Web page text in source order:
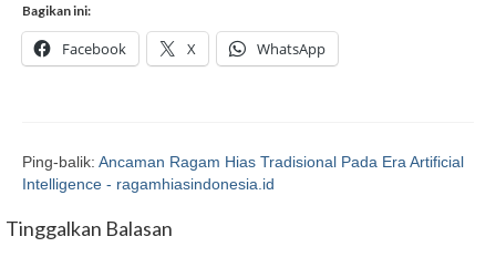
Bagikan ini:
Facebook X WhatsApp
Ping-balik: Ancaman Ragam Hias Tradisional Pada Era Artificial
Intelligence - ragamhiasindonesia.id
Tinggalkan Balasan